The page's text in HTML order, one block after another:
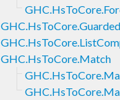
GHC.HsToCore.Match